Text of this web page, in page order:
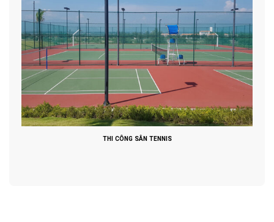
THI CÔNG SÂN TENNIS